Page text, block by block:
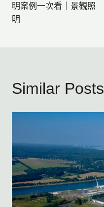
導
明案例一次看｜景觀照
明
Similar Posts